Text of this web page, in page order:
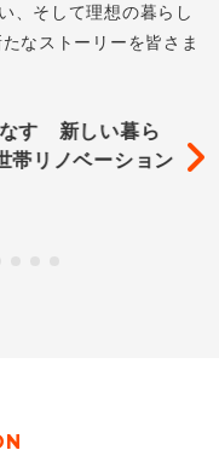
、そして理想の暮らし
なストーリーを皆さま
す 新しい暮ら
リノベーション